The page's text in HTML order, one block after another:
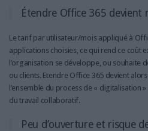
Étendre Office 365 devient
Le tarif par utilisateur/mois appliqué à
applications choisies, ce qui rend ce coût
l’organisation se développe, ou souhaite
ou clients. Etendre Office 365 devient
l’ensemble du process de « digitalisation
du travail collaboratif.
Peu d’ouverture et risque